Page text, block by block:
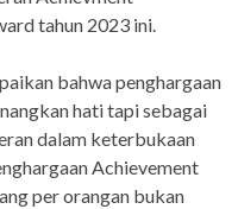
tahun 2023 ini.
bahwa penghargaan
hati tapi sebagai
dalam keterbukaan
Achievement
per orangan bukan